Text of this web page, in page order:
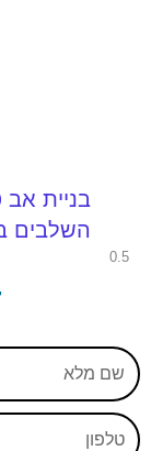
בניית אב
השלבים
שם
מלא
טלפון